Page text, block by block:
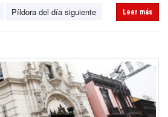
Píldora del día siguiente Leer más